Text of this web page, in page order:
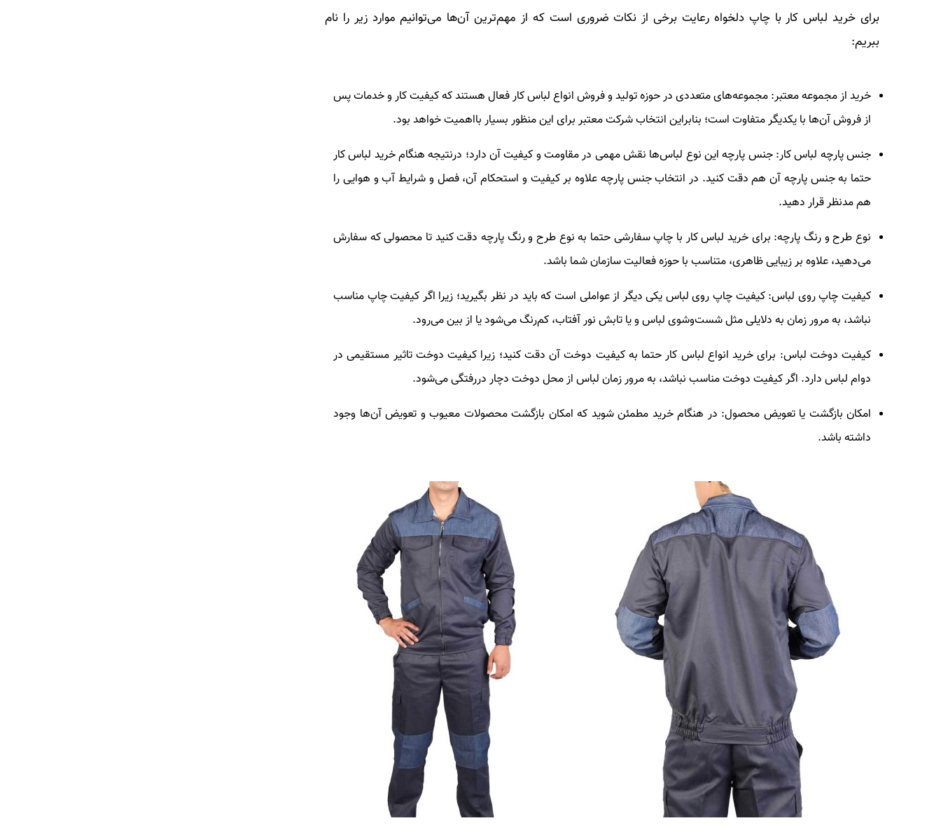
برای خرید لباس کار با چاپ دلخواه رعایت برخی از نکات ضروری است که از مهم‌ترین آن‌ها می‌توانیم موارد زیر را نام
ببریم:
خرید از مجموعه معتبر: مجموعه‌های متعددی در حوزه تولید و فروش انواع لباس کار فعال هستند که کیفیت کار و خدمات پس
از فروش آن‌ها با یکدیگر متفاوت است؛ بنابراین انتخاب شرکت معتبر برای این منظور بسیار بااهمیت خواهد بود.
جنس پارچه لباس کار: جنس پارچه این نوع لباس‌ها نقش مهمی در مقاومت و کیفیت آن دارد؛ درنتیجه هنگام خرید لباس کار
حتما به جنس پارچه آن هم دقت کنید. در انتخاب جنس پارچه علاوه بر کیفیت و استحکام آن، فصل و شرایط آب و هوایی را
هم مدنظر قرار دهید.
نوع طرح و رنگ پارچه: برای خرید لباس کار با چاپ سفارشی حتما به نوع طرح و رنگ پارچه دقت کنید تا محصولی که سفارش
می‌دهید، علاوه بر زیبایی ظاهری، متناسب با حوزه فعالیت سازمان شما باشد.
کیفیت چاپ روی لباس: کیفیت چاپ روی لباس یکی دیگر از عواملی است که باید در نظر بگیرید؛ زیرا اگر کیفیت چاپ مناسب
نباشد، به مرور زمان به دلایلی مثل شست‌وشوی لباس و یا تابش نور آفتاب، کم‌رنگ می‌شود یا از بین می‌رود.
کیفیت دوخت لباس: برای خرید انواع لباس کار حتما به کیفیت دوخت آن دقت کنید؛ زیرا کیفیت دوخت تاثیر مستقیمی در
دوام لباس دارد. اگر کیفیت دوخت مناسب نباشد، به مرور زمان لباس از محل دوخت دچار دررفتگی می‌شود.
امکان بازگشت یا تعویض محصول: در هنگام خرید مطمئن شوید که امکان بازگشت محصولات معیوب و تعویض آن‌ها وجود
داشته باشد.